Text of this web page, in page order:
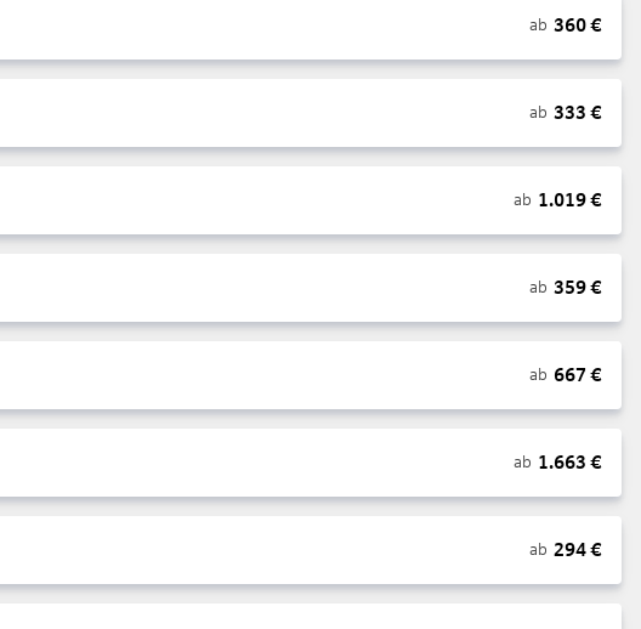
ab 360€
ab 333 €
ab 1.019€
ab 359€
ab 667 €
ab 1.663 €
ab 294€